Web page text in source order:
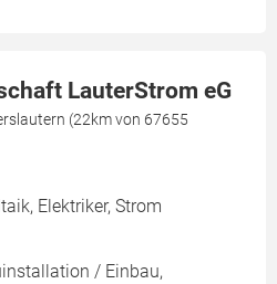
LauterStrom eG
(22km von 67655
Elektriker, Strom
/ Einbau,